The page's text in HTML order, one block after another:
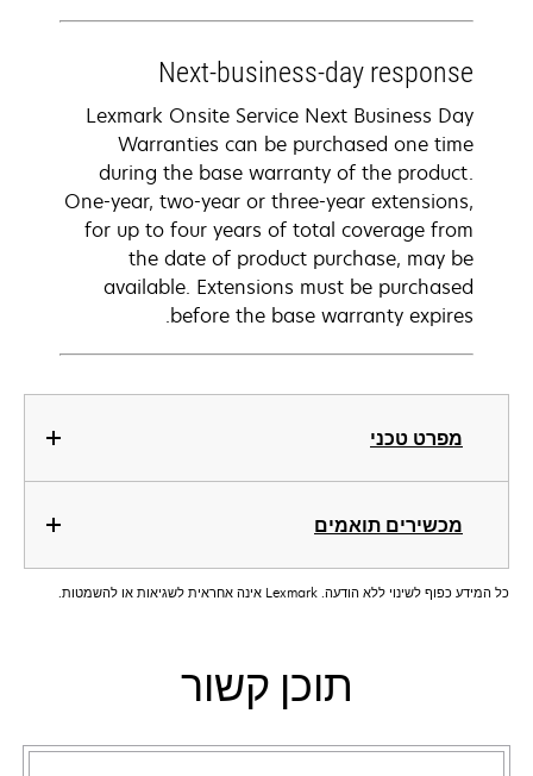
מפרט טכני
מכשירים תואמים
Next-business-day response
Lexmark Onsite Service Next Business Day
Warranties can be purchased one time
during the base warranty of the product.
One-year, two-year or three-year extensions,
for up to four years of total coverage from
the date of product purchase, may be
available. Extensions must be purchased
before the base warranty expires.
כל המידע כפוף לשינוי ללא הודעה. Lexmark אינה אחראית לשגיאות או להשמטות.
תוכן קשור